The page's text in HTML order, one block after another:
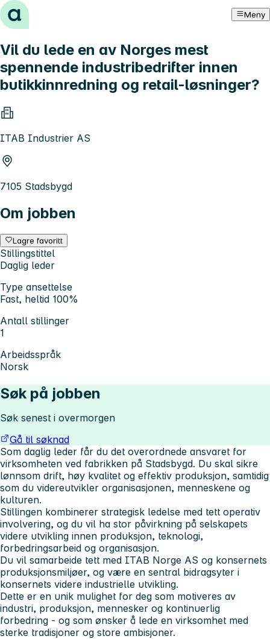
Hopp til innhold Meny
Vil du lede en av Norges mest
spennende industribedrifter innen
butikkinnredning og retail-løsninger?
ITAB Industrier AS
7105 Stadsbygd
Om jobben
Lagre favoritt
Stillingstittel
Daglig leder
Type ansettelse
Fast, heltid 100%
Antall stillinger
1
Arbeidsspråk
Norsk
Søk på jobben
Søk senest i overmorgen
Gå til søknad
Som daglig leder får du det overordnede ansvaret for
virksomheten ved fabrikken på Stadsbygd. Du skal sikre
lønnsom drift, høy kvalitet og effektiv produksjon, samtidig
som du videreutvikler organisasjonen, menneskene og
kulturen.
Stillingen kombinerer strategisk ledelse med tett operativ
involvering, og du vil ha stor påvirkning på selskapets
videre utvikling innen produksjon, teknologi,
forbedringsarbeid og organisasjon.
Du vil samarbeide tett med ITAB Norge AS og konsernets
produksjonsmiljøer, og være en sentral bidragsyter i
konsernets videre industrielle utvikling.
Dette er en unik mulighet for deg som motiveres av
industri, produksjon, mennesker og kontinuerlig
forbedring - og som ønsker å lede en virksomhet med
sterke tradisjoner og store ambisjoner.